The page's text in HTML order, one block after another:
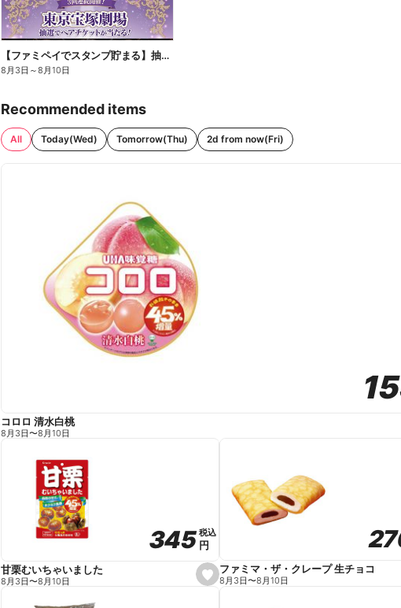
【ファミペイでスタンプ貯まる】抽選でペアチケットが当たる!
8月3日 ～8月10日
Recommended items
All Today(Wed) Tomorrow(Thu) 2d from now(Fri)
コロロ 清水白桃
8月3日〜8月10日
s
e
345
345税込
税込
円
円
甘栗むいちゃいました
8月3日〜8月10日
ファミマ・ザ・クレープ 生チョコ
8月3日〜8月10日